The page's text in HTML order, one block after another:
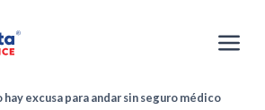
hay excusa para andar sin seguro médico